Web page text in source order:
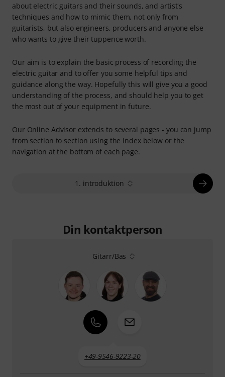
about electric guitars and their sounds, and artist's
techniques and how to mimic them, not only from
guitarists, but also engineers, producers and anyone else
who wants to give their tuppence worth.
Our aim is to explain the basic process of recording the
electric guitar and to offer you some helpful tips and
guidance along the way. Hopefully this will give you a good
understanding of the process, and should help you to get
the most out of your equipment in future.
Our Online Advisor extends to several pages - you can jump
from section to section using the index below or the
navigation at the bottom of each page.
1. introduktion
Din kontaktperson
Gitarr/Bas
+49-9546-9223-20